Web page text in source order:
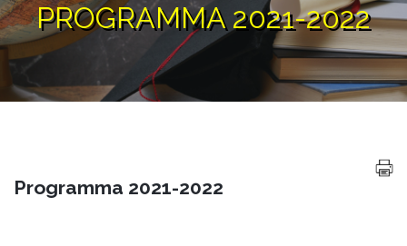
PROGRAMMA 2021-2022
Programma 2021-2022